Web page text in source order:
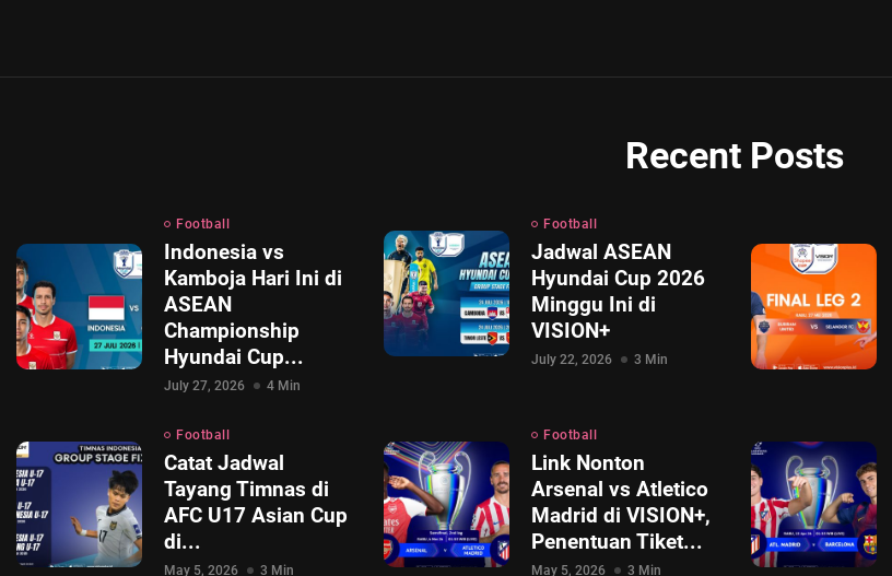
Recent Posts
Football
Indonesia vs
Kamboja Hari Ini di
ASEAN
Championship
Hyundai Cup...
July 27, 2026 4 Min
Football
Jadwal ASEAN
Hyundai Cup 2026
Minggu Ini di
VISION+
July 22, 2026 3 Min
Football
Catat Jadwal
Tayang Timnas di
AFC U17 Asian Cup
di...
May 5, 2026 3 Min
Football
Link Nonton
Arsenal vs Atletico
Madrid di VISION+,
Penentuan Tiket...
May 5, 2026 3 Min